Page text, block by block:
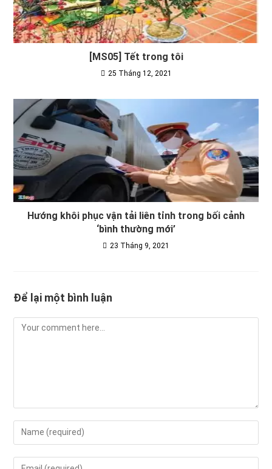
[MS05] Tết trong tôi
25 Tháng 12, 2021
Hướng khôi phục vận tải liên tỉnh trong bối cảnh
‘bình thường mới’
23 Tháng 9, 2021
Để lại một bình luận
Comment
Enter
your
name
Enter